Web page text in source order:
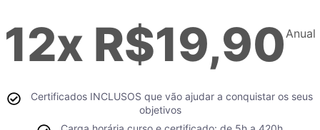
12x R$19,90 Anual
Certificados INCLUSOS que vão ajudar a conquistar os seus
objetivos